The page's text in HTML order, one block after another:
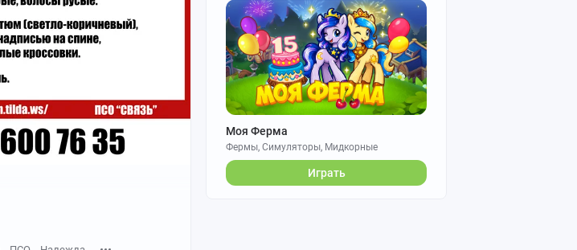
Моя Ферма
Фермы, Симуляторы, Мидкорные
Играть